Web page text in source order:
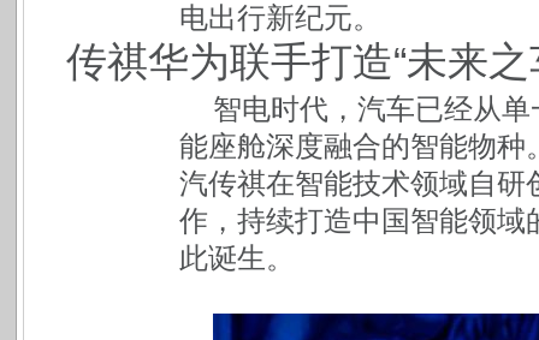
电出行新纪元。
传祺华为联手打造“未来
智电时代，汽车已经从
能座舱深度融合的智能物
汽传祺在智能技术领域自
作，持续打造中国智能领域
此诞生。